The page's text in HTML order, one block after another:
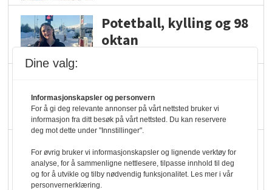
Potetball, kylling og 98
oktan
endring: Stadig større
serveringstilbud
Vokser med ferdigmat
i dagligvare
Dine valg:
Informasjonskapsler og personvern
For å gi deg relevante annonser på vårt nettsted bruker vi
informasjon fra ditt besøk på vårt nettsted. Du kan reservere
deg mot dette under "Innstillinger".
For øvrig bruker vi informasjonskapsler og lignende verktøy for
analyse, for å sammenligne nettlesere, tilpasse innhold til deg
og for å utvikle og tilby nødvendig funksjonalitet. Les mer i vår
personvernerklæring.